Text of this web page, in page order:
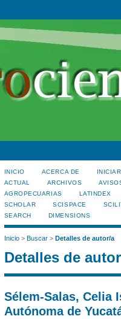
INICIO ACERCA DE
ACTUAL
ARCHIVOS
AGROPECUARIAS
LATINDEX
SCHOLAR
SCISPACE
SEARCH
DIMENSIONS
Inicio> Buscar> Detalles de autor/a
Detalles de
Sélem-Salas, Celia
Autónoma de